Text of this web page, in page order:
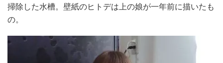
掃除した水槽。壁紙のヒトデは上の娘が一年前に描いたも
の。